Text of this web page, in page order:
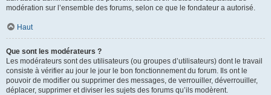
modération sur l’ensemble des forums, selon ce que le fondateur a autorisé.
Haut
Que sont les modérateurs ?
Les modérateurs sont des utilisateurs (ou groupes d’utilisateurs) dont le travail
consiste à vérifier au jour le jour le bon fonctionnement du forum. Ils ont le
pouvoir de modifier ou supprimer des messages, de verrouiller, déverrouiller,
déplacer, supprimer et diviser les sujets des forums qu’ils modèrent.